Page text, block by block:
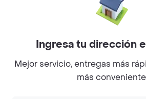
Facebook
Twitter
©2026Rappi Inc. All
Ingresa tu dirección
Mejor servicio, entregas más
más